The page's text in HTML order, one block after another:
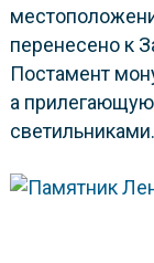
перенесено к
Постамент
а
светильниками.